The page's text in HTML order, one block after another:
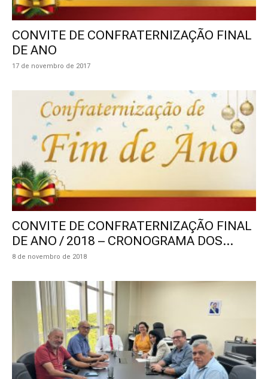
CONVITE DE CONFRATERNIZAÇÃO FINAL
DE ANO
17 de novembro de 2017
CONVITE DE CONFRATERNIZAÇÃO FINAL
DE ANO / 2018 – CRONOGRAMA DOS...
8 de novembro de 2018